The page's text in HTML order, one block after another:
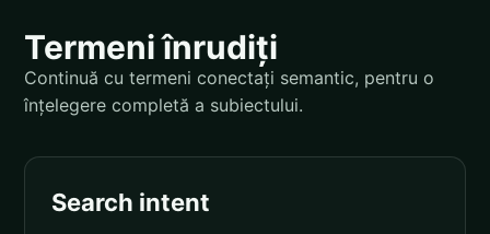
Termeni înrudiți
Continuă cu termeni conectați semantic, pentru o
înțelegere completă a subiectului.
Search intent